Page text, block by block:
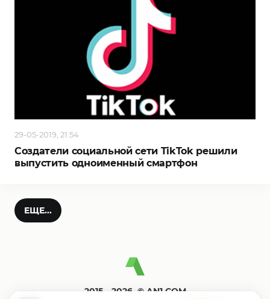
29-05-2019, 21:54
Создатели социальной сети TikTok решили
выпустить одноименный смартфон
ЕЩЕ...
2015—2026. © AN1.COM